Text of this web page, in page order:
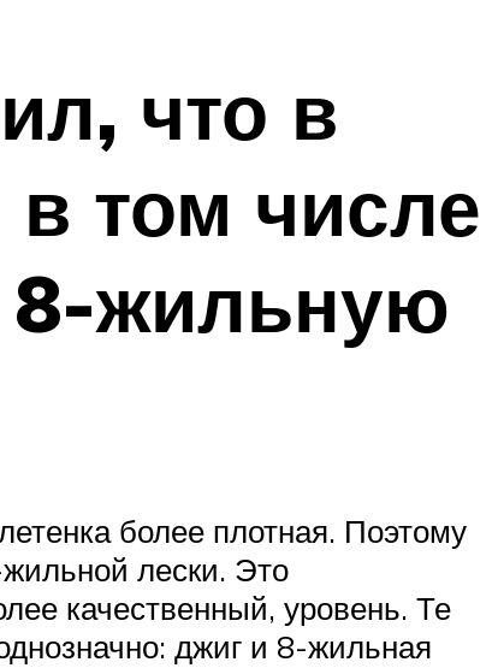
что в
том числе
8-жильную
более плотная. Поэтому
лески. Это
качественный, уровень. Те
джиг и 8-жильная